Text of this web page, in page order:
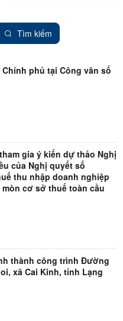
Tìm kiếm
phủ tại Công văn số
gia ý kiến dự thảo Nghị
của Nghị quyết số
thu nhập doanh nghiệp
cơ sở thuế toàn cầu
thành công trình Đường
xã Cai Kinh, tỉnh Lạng